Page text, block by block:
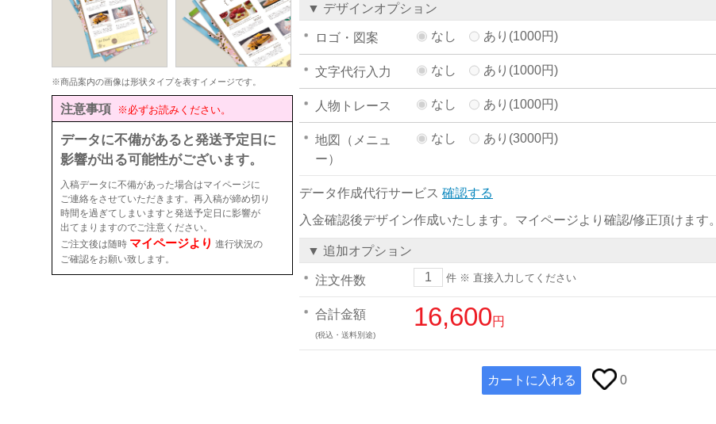
※商品案内の画像は形状タイプを表すイメージです。
注意事項 ※必ずお読みください。
データに不備があると発送予定日に
影響が出る可能性がございます。
入稿データに不備があった場合はマイページに
ご連絡をさせていただきます。再入稿が締め切り
時間を過ぎてしまいますと発送予定日に影響が
出てまりますのでご注意ください。
ご注文後は随時 マイページより 進行状況の
ご確認をお願い致します。
▼ デザインオプション
ロゴ・図案 なし あり(1000円)
文字代行入力 なし あり(1000円)
人物トレース なし あり(1000円)
地図（メニュ
ー）
なし あり(3000円)
データ作成代行サービス 確認する
入金確認後デザイン作成いたします。マイページより確認/修正頂けます。
▼ 追加オプション
注文件数 件 ※ 直接入力してください
合計金額
(税込・送料別途)
16,600円
カートに入れる 0